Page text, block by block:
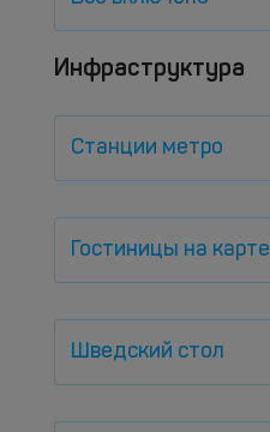
Инфраструктура
Станции метро
Гостиницы на карте
Шведский стол